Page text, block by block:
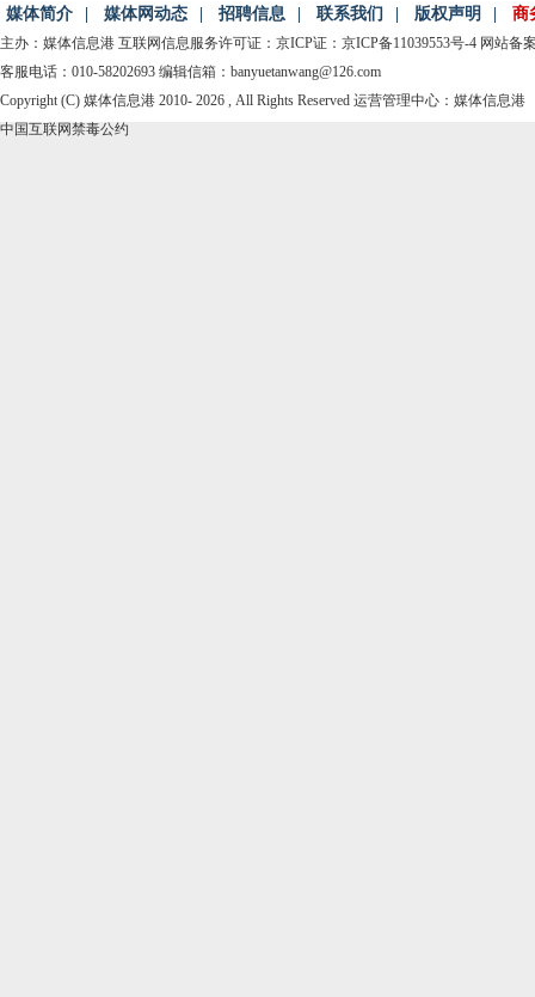
媒体简介 媒体网动态 招聘信息 联系我们 版权声明 商
主办：媒体信息港 互联网信息服务许可证：京ICP证：京ICP备11039553号-4 网站备
客服电话：010-58202693 编辑信箱：banyuetanwang@126.com
Copyright (C) 媒体信息港 2010- 2026 , All Rights Reserved 运营管理中心：媒体信息港
中国互联网禁毒公约